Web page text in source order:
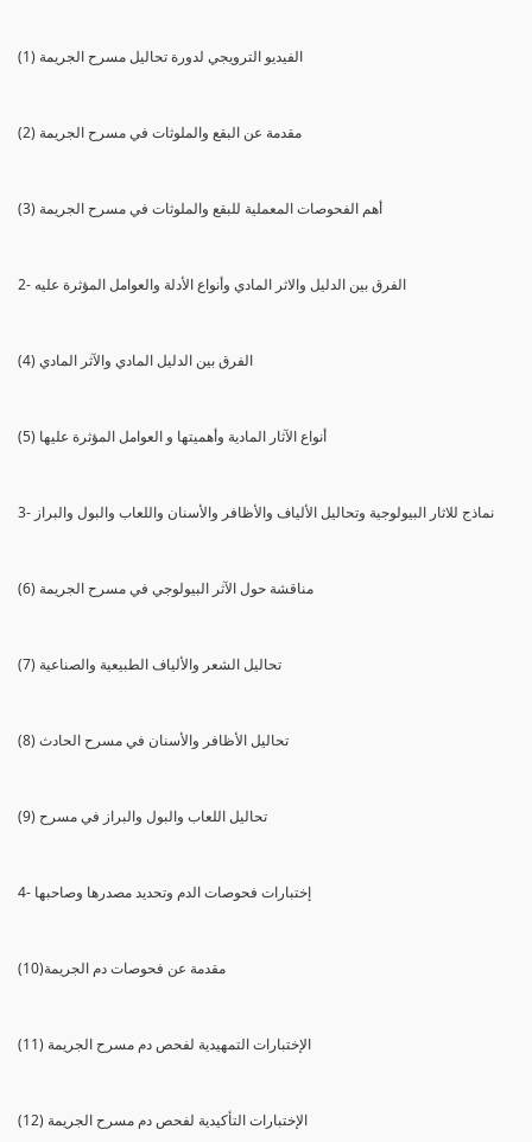
(1) الفيديو الترويجي لدورة تحاليل مسرح الجريمة
(2) مقدمة عن البقع والملوثات في مسرح الجريمة
(3) أهم الفحوصات المعملية للبقع والملوثات في مسرح الجريمة
2- الفرق بين الدليل والاثر المادي وأنواع الأدلة والعوامل المؤثرة عليه
(4) الفرق بين الدليل المادي والآثر المادي
(5) أنواع الآثار المادية وأهميتها و العوامل المؤثرة عليها
3- نماذج للاثار البيولوجية وتحاليل الألياف والأظافر والأسنان واللعاب والبول والبراز
(6) مناقشة حول الآثر البيولوجي في مسرح الجريمة
(7) تحاليل الشعر والألياف الطبيعية والصناعية
(8) تحاليل الأظافر والأسنان في مسرح الحادث
(9) تحاليل اللعاب والبول والبراز في مسرح
4- إختبارات فحوصات الدم وتحديد مصدرها وصاحبها
(10)مقدمة عن فحوصات دم الجريمة
(11) الإختبارات التمهيدية لفحص دم مسرح الجريمة
(12) الإختبارات التأكيدية لفحص دم مسرح الجريمة